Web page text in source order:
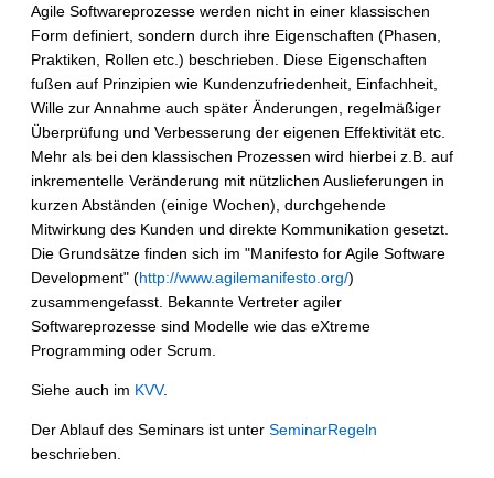
Agile Softwareprozesse werden nicht in einer klassischen
Form definiert, sondern durch ihre Eigenschaften (Phasen,
Praktiken, Rollen etc.) beschrieben. Diese Eigenschaften
fußen auf Prinzipien wie Kundenzufriedenheit, Einfachheit,
Wille zur Annahme auch später Änderungen, regelmäßiger
Überprüfung und Verbesserung der eigenen Effektivität etc.
Mehr als bei den klassischen Prozessen wird hierbei z.B. auf
inkrementelle Veränderung mit nützlichen Auslieferungen in
kurzen Abständen (einige Wochen), durchgehende
Mitwirkung des Kunden und direkte Kommunikation gesetzt.
Die Grundsätze finden sich im "Manifesto for Agile Software
Development" (http://www.agilemanifesto.org/)
zusammengefasst. Bekannte Vertreter agiler
Softwareprozesse sind Modelle wie das eXtreme
Programming oder Scrum.
Siehe auch im KVV.
Der Ablauf des Seminars ist unter SeminarRegeln
beschrieben.